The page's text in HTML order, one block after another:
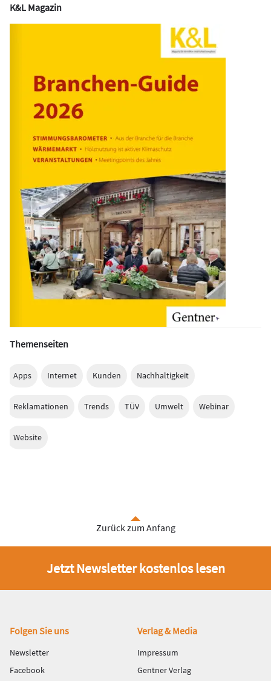
K&L Magazin
Themenseiten
Apps Internet Kunden Nachhaltigkeit
Reklamationen Trends TÜV Umwelt Webinar
Website
Zurück zum Anfang
Jetzt Newsletter kostenlos lesen
Fußbereich
Folgen Sie uns
Newsletter
Facebook
Verlag & Media
Impressum
Gentner Verlag